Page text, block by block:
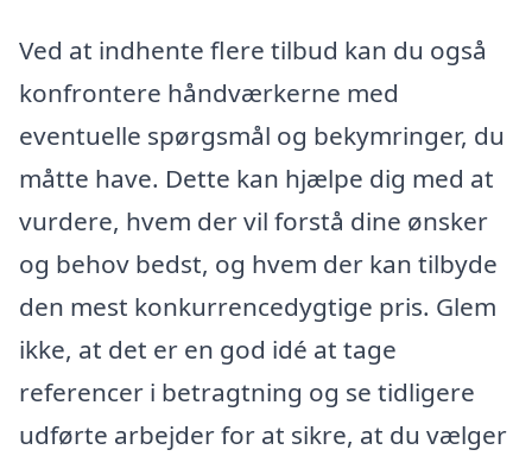
Ved at indhente flere tilbud kan du også
konfrontere håndværkerne med
eventuelle spørgsmål og bekymringer, du
måtte have. Dette kan hjælpe dig med at
vurdere, hvem der vil forstå dine ønsker
og behov bedst, og hvem der kan tilbyde
den mest konkurrencedygtige pris. Glem
ikke, at det er en god idé at tage
referencer i betragtning og se tidligere
udførte arbejder for at sikre, at du vælger